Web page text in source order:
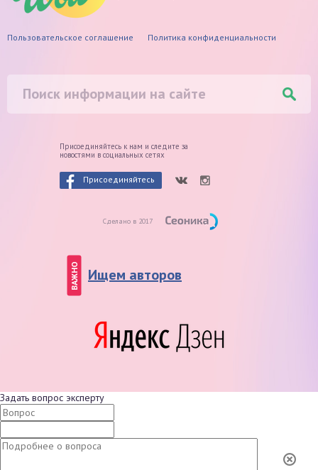
Пользовательское соглашение Политика конфиденциальности
Присоединяйтесь к нам и следите за
новостями в социальных сетях
Присоединяйтесь
Сделано в 2017
ВАЖНО Ищем авторов
Задать вопрос эксперту